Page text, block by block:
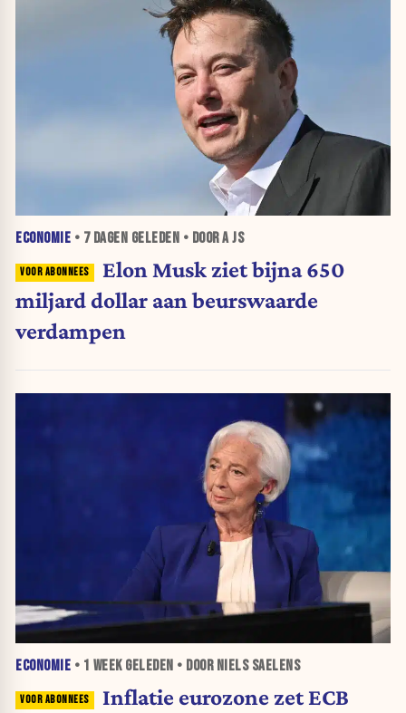
ECONOMIE • 7 DAGEN GELEDEN • DOOR A JS
Elon Musk ziet bijna 650
miljard dollar aan beurswaarde
verdampen
ECONOMIE • 1 WEEKGELEDEN • DOOR NIELS SAELENS
Inflatie eurozone zet ECB